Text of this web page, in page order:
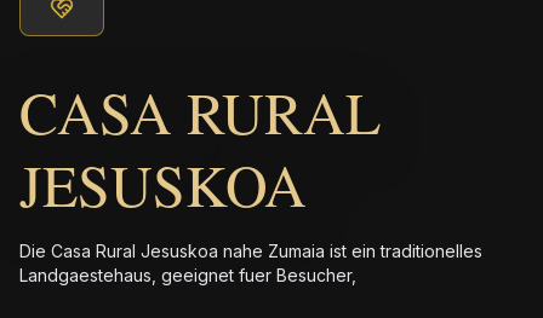
CASA RURAL
JESUSKOA
Die Casa Rural Jesuskoa nahe Zumaia ist ein traditionelles
Landgaestehaus, geeignet fuer Besucher,